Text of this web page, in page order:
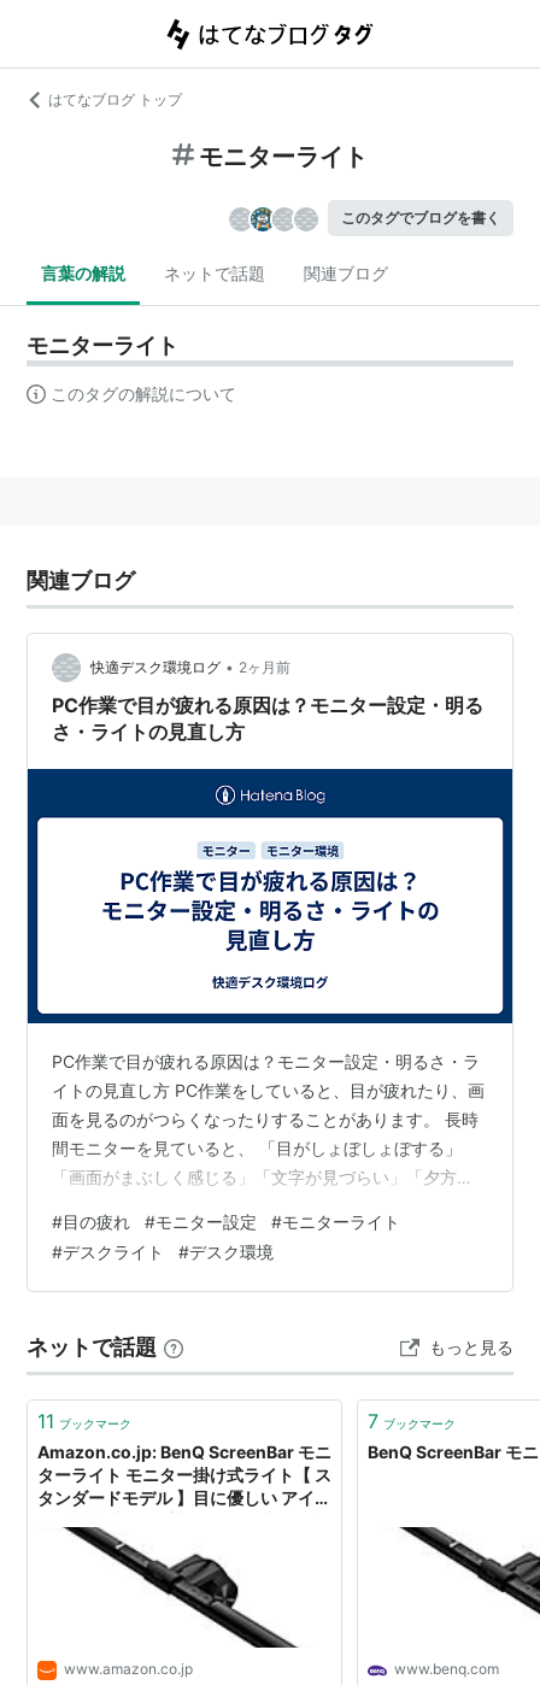
はてなブログ トップ
モニターライト
このタグでブログを書く
言葉の解説 ネットで話題 関連ブログ
モニターライト
このタグの解説について
関連ブログ
快適デスク環境ログ • 2ヶ月前
PC作業で目が疲れる原因は？モニター設定・明る
さ・ライトの見直し方
PC作業で目が疲れる原因は？モニター設定・明るさ・ラ
イトの見直し方 PC作業をしていると、目が疲れたり、画
面を見るのがつらくなったりすることがあります。 長時
間モニターを見ていると、 「目がしょぼしょぼする」
「画面がまぶしく感じる」「文字が見づらい」「夕方に
いう状態になりやすいです。 目の疲れは、単純に作業時
間が長いからだけではありません。 モニターの明るさ、
文字サイズ、画面との距離、部屋の照明、デスクライト
していることがあります。 特に、画面が明るすぎたり、
部屋が暗すぎたり、文字が小さすぎた…
#目の疲れ #モニター設定 #モニターライト
#デスクライト #デスク環境
ネットで話題 もっと見る
11 ブックマーク
Amazon.co.jp: BenQ ScreenBar モニ
ターライト モニター掛け式ライト【 ス
タンダードモデル 】目に優しい アイケ
動調光 高演色 LED USB給電 デスクラ
イト (在宅勤務 デスクワーク オフィス
ワーク 省スペース 外付けモニター) ブ
www.amazon.co.jp
7 ブックマーク
BenQ ScreenBar モ
www.benq.com